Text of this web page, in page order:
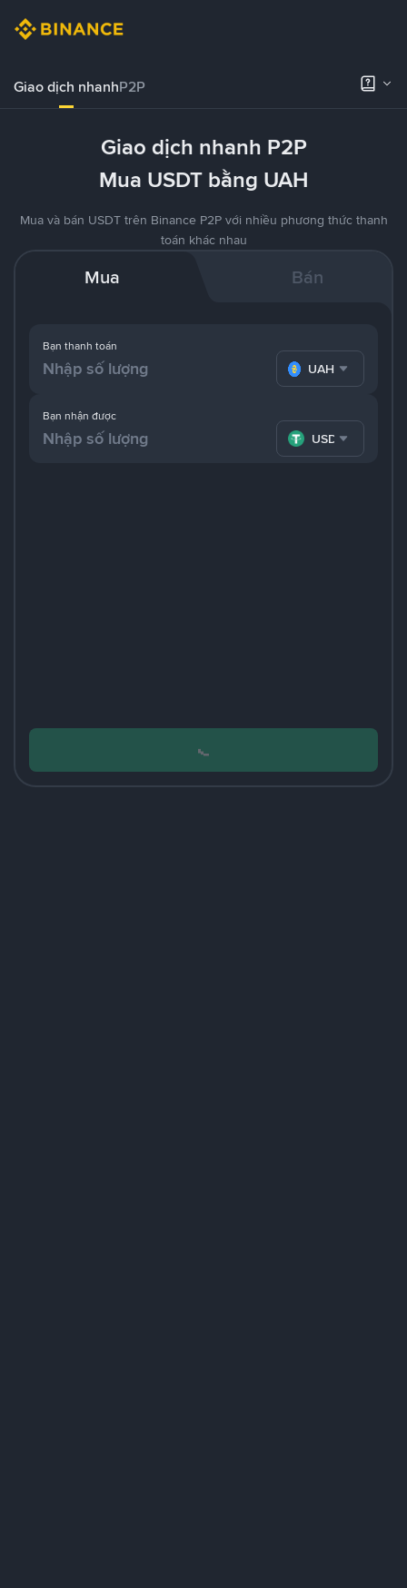
Giao dịch nhanhP2P
Giao dịch nhanh P2P
Mua USDT bằng UAH
Mua và bán USDT trên Binance P2P với nhiều phương thức thanh
toán khác nhau
Mua Bán
Bạn thanh toán
UAH
Bạn nhận được
USDT